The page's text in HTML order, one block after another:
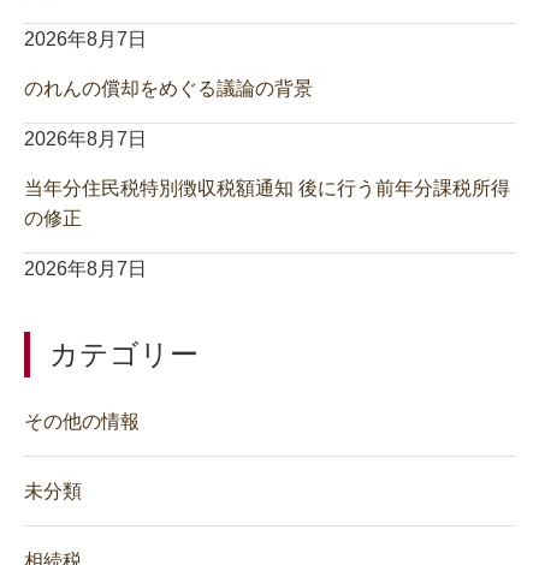
2026年8月7日
のれんの償却をめぐる議論の背景
2026年8月7日
当年分住民税特別徴収税額通知 後に行う前年分課税所得
の修正
2026年8月7日
カテゴリー
その他の情報
未分類
相続税